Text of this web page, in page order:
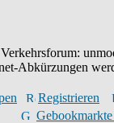
Abkürzungen
Registrieren